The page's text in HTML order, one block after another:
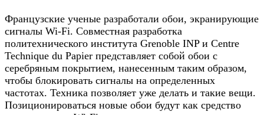
Французские ученые разработали обои, экранирующие
сигналы Wi-Fi. Совместная разработка
политехнического института Grenoble INP и Centre
Technique du Papier представляет собой обои с
серебряным покрытием, нанесенным таким образом,
чтобы блокировать сигналы на определенных
частотах. Техника позволяет уже делать и такие вещи.
Позиционироваться новые обои будут как средство